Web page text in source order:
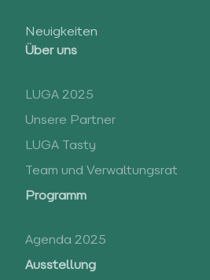
Neuigkeiten
Über uns
LUGA 2025
Unsere Partner
LUGA Tasty
Team und Verwaltungsrat
Programm
Agenda 2025
Ausstellung